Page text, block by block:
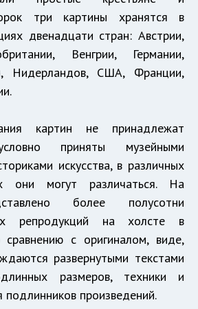
три картины хранятся в
двенадцати стран: Австрии,
Венгрии, Германии,
Нидерландов, США, Франции,
картин не принадлежат
приняты музейными
искусства, в различных
они могут различаться. На
более полусотни
репродукций на холсте в
с оригиналом, виде,
развернутыми текстами
размеров, техники и
произведений.